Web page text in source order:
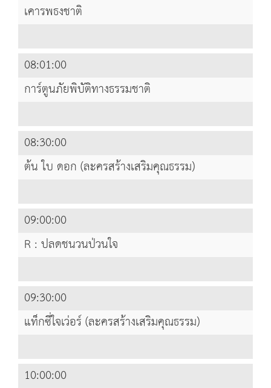
เคารพธงชาติ
08:01:00
การ์ตูนภัยพิบัติทางธรรมชาติ
08:30:00
ต้น ใบ ดอก (ละครสร้างเสริมคุณธรรม)
09:00:00
R : ปลดชนวนป่วนใจ
09:30:00
แท็กซี่ใจเว่อร์ (ละครสร้างเสริมคุณธรรม)
10:00:00